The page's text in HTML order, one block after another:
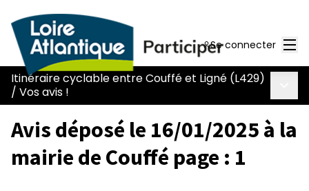
Se connecter
Itinéraire cyclable entre Couffé et Ligné (L429)
/ Vos avis !
Avis déposé le 16/01/2025 à la
mairie de Couffé page : 1